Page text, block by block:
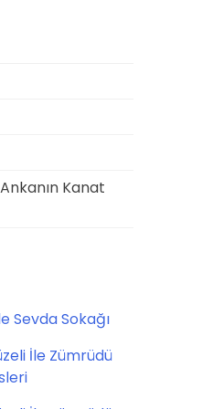
Kanat
Sevda Sokağı
İle Zümrüdü